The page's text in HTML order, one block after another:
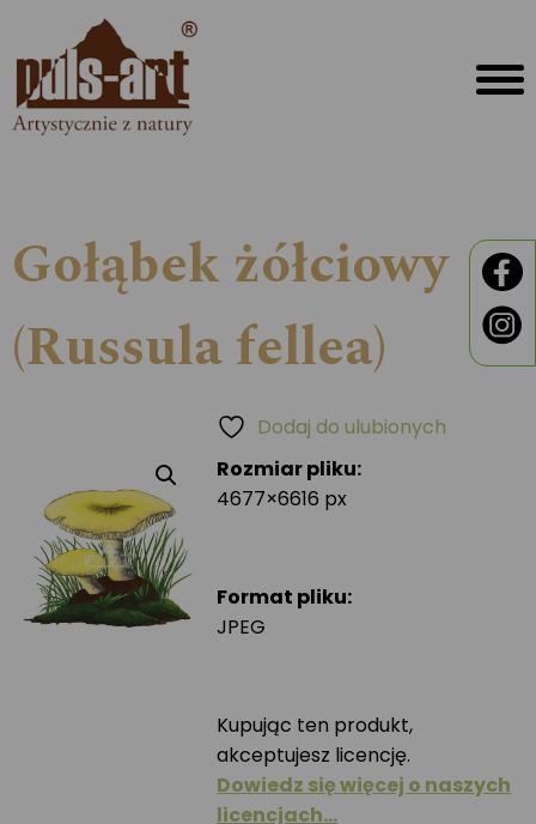
Gołąbek żółciowy
(Russula fellea)
Rozmiar pliku:
4677×6616 px
Format pliku:
JPEG
Kupując ten produkt,
akceptujesz licencję.
Dowiedz się więcej o naszych
licencjach…
Dodaj do ulubionych